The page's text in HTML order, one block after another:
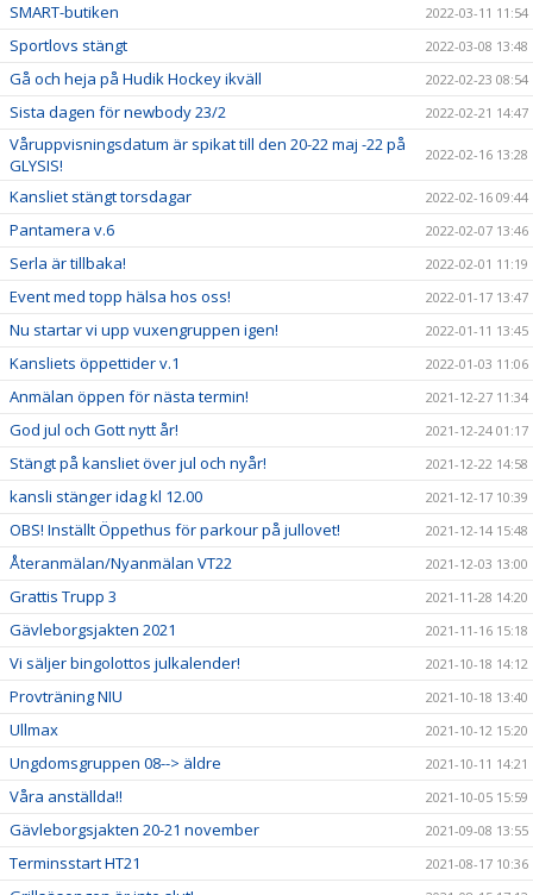
SMART-butiken 2022-03-11 11:54
Sportlovs stängt 2022-03-08 13:48
Gå och heja på Hudik Hockey ikväll 2022-02-23 08:54
Sista dagen för newbody 23/2 2022-02-21 14:47
Våruppvisningsdatum är spikat till den 20-22 maj -22 på
GLYSIS!
2022-02-16 13:28
Kansliet stängt torsdagar 2022-02-16 09:44
Pantamera v.6 2022-02-07 13:46
Serla är tillbaka! 2022-02-01 11:19
Event med topp hälsa hos oss! 2022-01-17 13:47
Nu startar vi upp vuxengruppen igen! 2022-01-11 13:45
Kansliets öppettider v.1 2022-01-03 11:06
Anmälan öppen för nästa termin! 2021-12-27 11:34
God jul och Gott nytt år! 2021-12-24 01:17
Stängt på kansliet över jul och nyår! 2021-12-22 14:58
kansli stänger idag kl 12.00 2021-12-17 10:39
OBS! Inställt Öppethus för parkour på jullovet! 2021-12-14 15:48
Återanmälan/Nyanmälan VT22 2021-12-03 13:00
Grattis Trupp 3 2021-11-28 14:20
Gävleborgsjakten 2021 2021-11-16 15:18
Vi säljer bingolottos julkalender! 2021-10-18 14:12
Provträning NIU 2021-10-18 13:40
Ullmax 2021-10-12 15:20
Ungdomsgruppen 08--> äldre 2021-10-11 14:21
Våra anställda!! 2021-10-05 15:59
Gävleborgsjakten 20-21 november 2021-09-08 13:55
Terminsstart HT21 2021-08-17 10:36